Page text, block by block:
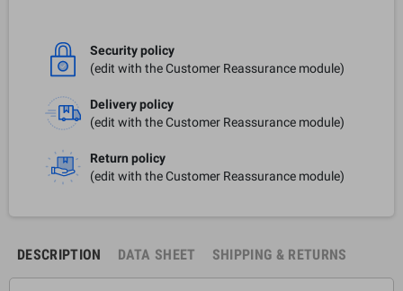
Security policy
(edit with the Customer Reassurance module)
Delivery policy
(edit with the Customer Reassurance module)
Return policy
(edit with the Customer Reassurance module)
DESCRIPTION DATA SHEET SHIPPING & RETURNS